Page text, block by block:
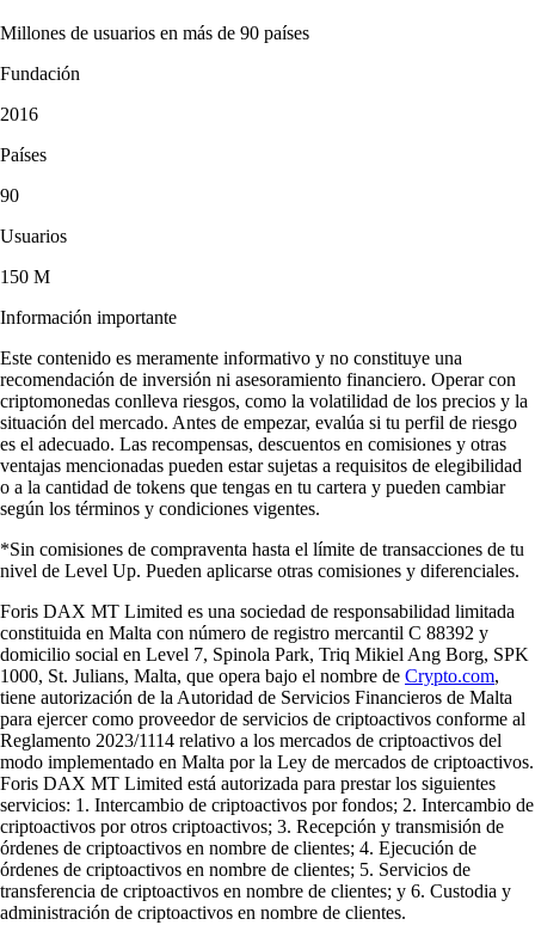
Millones de usuarios en más de 90 países
Fundación
2016
Países
90
Usuarios
150 M
Información importante
Este contenido es meramente informativo y no constituye una
recomendación de inversión ni asesoramiento financiero. Operar con
criptomonedas conlleva riesgos, como la volatilidad de los precios y la
situación del mercado. Antes de empezar, evalúa si tu perfil de riesgo
es el adecuado. Las recompensas, descuentos en comisiones y otras
ventajas mencionadas pueden estar sujetas a requisitos de elegibilidad
o a la cantidad de tokens que tengas en tu cartera y pueden cambiar
según los términos y condiciones vigentes.
*Sin comisiones de compraventa hasta el límite de transacciones de tu
nivel de Level Up. Pueden aplicarse otras comisiones y diferenciales.
Foris DAX MT Limited es una sociedad de responsabilidad limitada
constituida en Malta con número de registro mercantil C 88392 y
domicilio social en Level 7, Spinola Park, Triq Mikiel Ang Borg, SPK
1000, St. Julians, Malta, que opera bajo el nombre de Crypto.com,
tiene autorización de la Autoridad de Servicios Financieros de Malta
para ejercer como proveedor de servicios de criptoactivos conforme al
Reglamento 2023/1114 relativo a los mercados de criptoactivos del
modo implementado en Malta por la Ley de mercados de criptoactivos.
Foris DAX MT Limited está autorizada para prestar los siguientes
servicios: 1. Intercambio de criptoactivos por fondos; 2. Intercambio de
criptoactivos por otros criptoactivos; 3. Recepción y transmisión de
órdenes de criptoactivos en nombre de clientes; 4. Ejecución de
órdenes de criptoactivos en nombre de clientes; 5. Servicios de
transferencia de criptoactivos en nombre de clientes; y 6. Custodia y
administración de criptoactivos en nombre de clientes.